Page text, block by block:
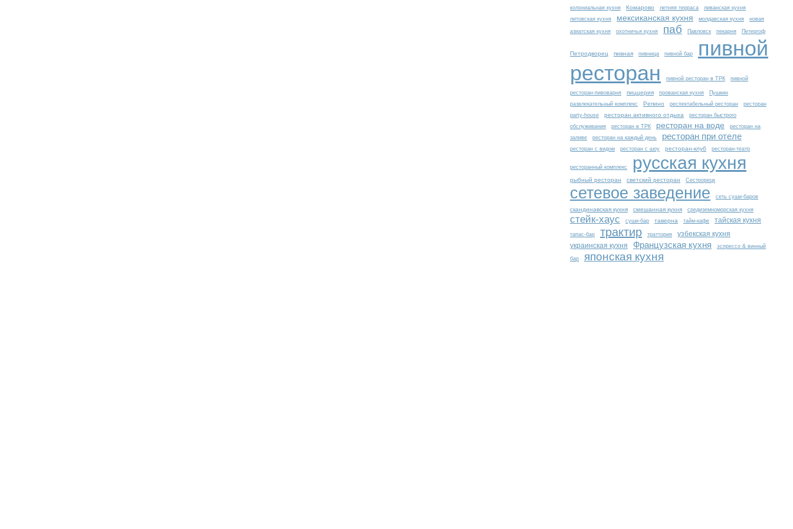
колониальная кухня
Комарово летняя терраса
ливанская кухня
литовская кухня
мексиканская кухня молдавская кухня новая
азиатская кухня охотничья кухня паб Павловск пекарня Петергоф
Петродворец пивная пивница пивной бар
пивной
ресторан
пивной ресторан в ТРК пивной
ресторан-пивоварня пиццерия прованская кухня
Пушкин
развлекательный комплекс
Репино респектабельный ресторан
ресторан
party-house
ресторан активного отдыха
ресторан быстрого
обслуживания
ресторан в ТРК ресторан на воде
ресторан на
заливе
ресторан на каждый день ресторан при отеле
ресторан с видом ресторан с шоу ресторан-клуб ресторан-театр
ресторанный комплекс русская кухня
рыбный ресторан светский ресторан Сестрорецк
сетевое заведение сеть суши-баров
скандинавская кухня смешанная кухня средиземноморская кухня
стейк-хаус суши-бар таверна тайм-кафе тайская кухня
тапас-бар трактир траттория
узбекская кухня
украинская кухня
Французская кухня эспрессо & винный
бар японская кухня